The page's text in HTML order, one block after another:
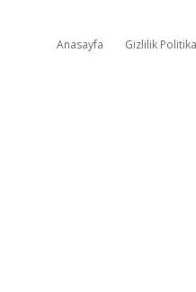
Anasayfa Gizlilik